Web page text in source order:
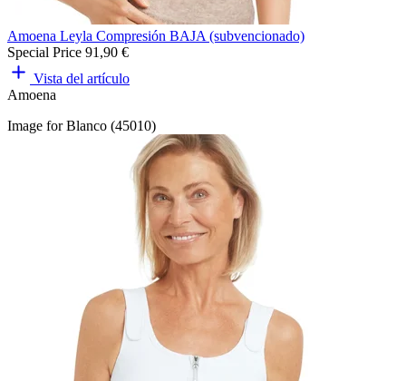
Amoena Leyla Compresión BAJA (subvencionado)
Special Price 91,90 €
Vista del artículo
Amoena
Image for Blanco (45010)